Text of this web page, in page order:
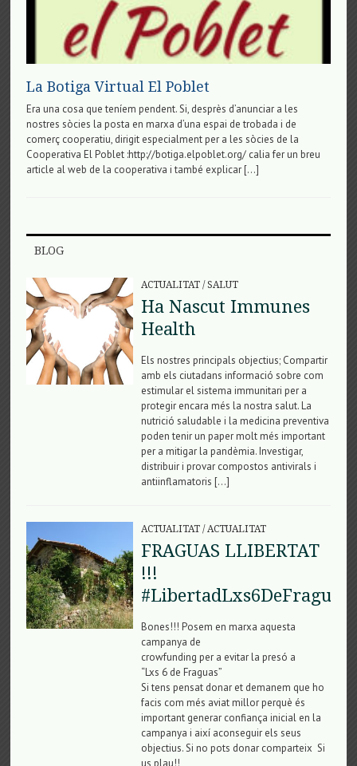
La Botiga Virtual El Poblet
Era una cosa que teníem pendent. Si, desprès d’anunciar a les
nostres sòcies la posta en marxa d’una espai de trobada i de
comerç cooperatiu, dirigit especialment per a les sòcies de la
Cooperativa El Poblet :http://botiga.elpoblet.org/ calia fer un breu
article al web de la cooperativa i també explicar […]
BLOG
ACTUALITAT/ SALUT
Ha Nascut Immunes
Health
Els nostres principals objectius; Compartir
amb els ciutadans informació sobre com
estimular el sistema immunitari per a
protegir encara més la nostra salut. La
nutrició saludable i la medicina preventiva
poden tenir un paper molt més important
per a mitigar la pandèmia. Investigar,
distribuir i provar compostos antivirals i
antiinflamatoris […]
ACTUALITAT/ ACTUALITAT
FRAGUAS LLIBERTAT
!!!
#LibertadLxs6DeFraguas
Bones!!! Posem en marxa aquesta
campanya de
crowfunding per a evitar la presó a
“Lxs 6 de Fraguas”
Si tens pensat donar et demanem que ho
facis com més aviat millor perquè és
important generar confiança inicial en la
campanya i així aconseguir els seus
objectius. Si no pots donar comparteix Si